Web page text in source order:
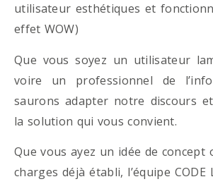
utilisateur esthétiques et
effet WOW)
Que vous soyez un utilisateur
voire un professionnel de
saurons adapter notre discours
la solution qui vous convient.
Que vous ayez un idée de concept
charges déjà établi, l’équipe